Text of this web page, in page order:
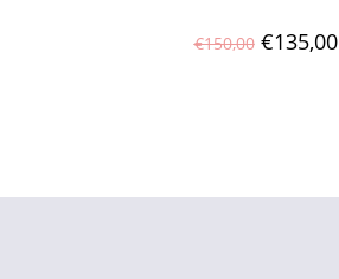
€150,00 €135,00